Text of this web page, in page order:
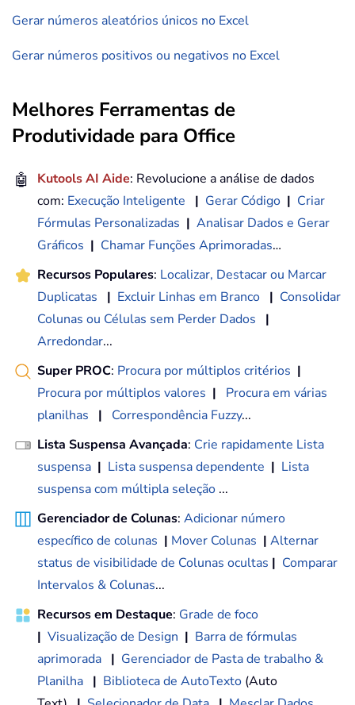
Gerar números aleatórios únicos no Excel
Gerar números positivos ou negativos no Excel
Melhores Ferramentas de
Produtividade para Office
🤖 Kutools AI Aide: Revolucione a análise de dados
com: Execução Inteligente | Gerar Código | Criar
Fórmulas Personalizadas | Analisar Dados e Gerar
Gráficos | Chamar Funções Aprimoradas…
Recursos Populares: Localizar, Destacar ou Marcar
Duplicatas
| Excluir Linhas em Branco | Consolidar
Colunas ou Células sem Perder Dados
|
Arredondar...
Super PROC: Procura por múltiplos critérios |
Procura por múltiplos valores |
Procura em várias
planilhas
| Correspondência Fuzzy...
Lista Suspensa Avançada: Crie rapidamente Lista
suspensa | Lista suspensa dependente | Lista
suspensa com múltipla seleção ...
Gerenciador de Colunas: Adicionar número
específico de colunas | Mover Colunas | Alternar
status de visibilidade de Colunas ocultas | Comparar
Intervalos & Colunas...
Recursos em Destaque: Grade de foco
| Visualização de Design | Barra de fórmulas
aprimorada | Gerenciador de Pasta de trabalho &
Planilha | Biblioteca de AutoTexto (Auto